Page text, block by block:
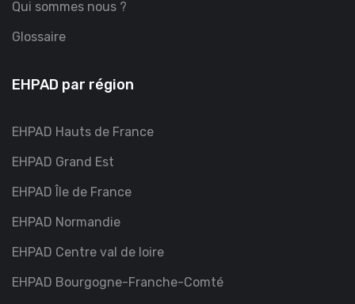
Qui sommes nous ?
Glossaire
EHPAD par région
EHPAD Hauts de France
EHPAD Grand Est
EHPAD Île de France
EHPAD Normandie
EHPAD Centre val de loire
EHPAD Bourgogne-Franche-Comté